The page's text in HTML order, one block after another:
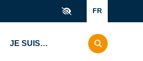
FR
JE SUIS…